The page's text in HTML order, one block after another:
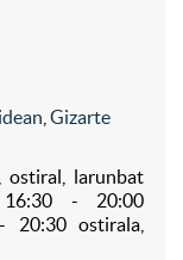
Gizarte
ostiral, larunbat
16:30 - 20:00
20:30 ostirala,